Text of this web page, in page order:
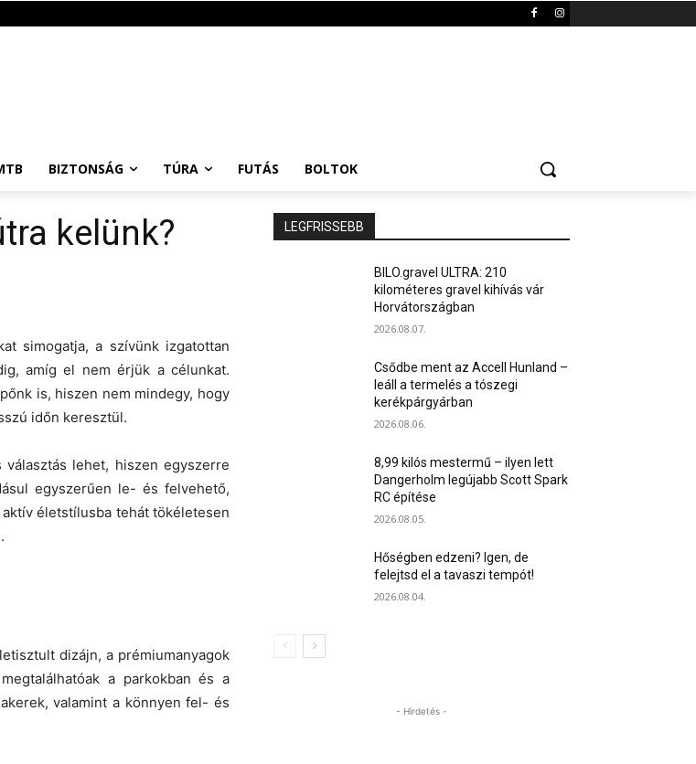
BIZTONSÁG TÚRA FUTÁS BOLTOK
kelünk?
simogatja, a szívünk izgatottan
amíg el nem érjük a célunkat.
is, hiszen nem mindegy, hogy
időn keresztül.
lehet, hiszen egyszerre
egyszerűen le- és felvehető,
életstílusba tehát tökéletesen
dizájn, a prémiumanyagok
a parkokban és a
valamint a könnyen fel- és
LEGFRISSEBB
BILO.gravel ULTRA: 210
kilométeres gravel kihívás vár
Horvátországban
2026.08.07.
Csődbe ment az Accell Hunland –
leáll a termelés a tószegi
kerékpárgyárban
2026.08.06.
8,99 kilós mestermű – ilyen lett
Dangerholm legújabb Scott Spark
RC építése
2026.08.05.
Hőségben edzeni? Igen, de
felejtsd el a tavaszi tempót!
2026.08.04.
- Hirdetés -